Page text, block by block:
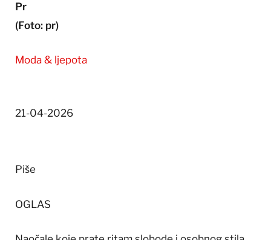
Pr
(Foto: pr)
Moda & ljepota
21-04-2026
Piše
OGLAS